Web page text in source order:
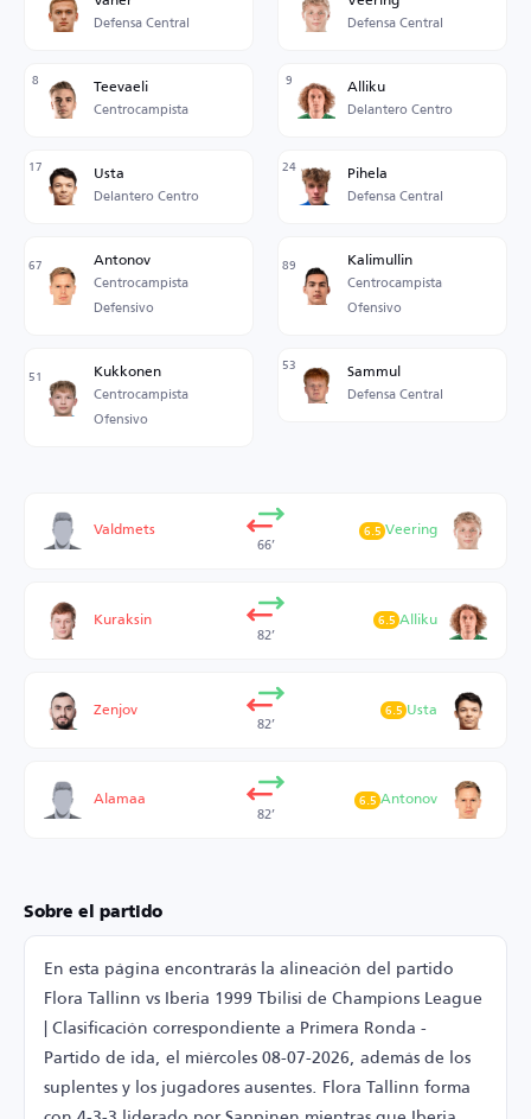
Defensa Central Defensa Central
8 Teevaeli
Centrocampista
9 Alliku
Delantero Centro
17 Usta
Delantero Centro
24 Pihela
Defensa Central
67 Antonov
Centrocampista
Defensivo
89 Kalimullin
Centrocampista
Ofensivo
51 Kukkonen
Centrocampista
Ofensivo
53 Sammul
Defensa Central
Valdmets
66’
Veering
6.5
Kuraksin
82’
Alliku
6.5
Zenjov
82’
Usta
6.5
Alamaa
82’
Antonov
6.5
Sobre el partido
En esta página encontrarás la alineación del partido
Flora Tallinn vs Iberia 1999 Tbilisi de Champions League
| Clasificación correspondiente a Primera Ronda -
Partido de ida, el miércoles 08-07-2026, además de los
suplentes y los jugadores ausentes. Flora Tallinn forma